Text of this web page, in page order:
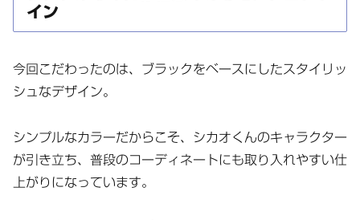
イン
今回こだわったのは、ブラックをベースにしたスタイリッ
シュなデザイン。
シンプルなカラーだからこそ、シカオくんのキャラクター
が引き立ち、普段のコーディネートにも取り入れやすい仕
上がりになっています。